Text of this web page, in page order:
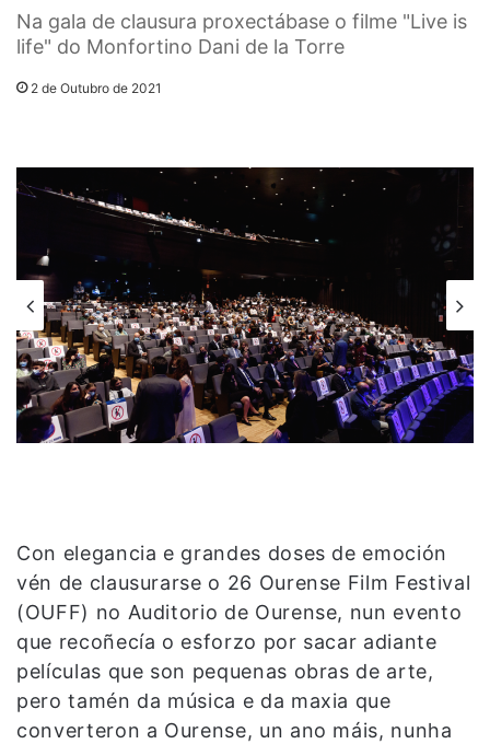
Na gala de clausura proxectábase o filme "Live is
life" do Monfortino Dani de la Torre
2 de Outubro de 2021
Con elegancia e grandes doses de emoción
vén de clausurarse o 26 Ourense Film Festival
(OUFF) no Auditorio de Ourense, nun evento
que recoñecía o esforzo por sacar adiante
películas que son pequenas obras de arte,
pero tamén da música e da maxia que
converteron a Ourense, un ano máis, nunha